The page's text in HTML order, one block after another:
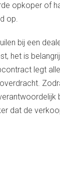
opkoper of
op.
bij een
het is
legt
dat de